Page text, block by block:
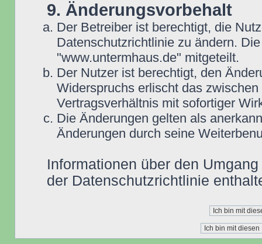
9. Änderungsvorbehalt
Der Betreiber ist berechtigt, die
Datenschutzrichtlinie zu ändern.
"www.untermhaus.de" mitgeteilt.
Der Nutzer ist berechtigt, den
Widerspruchs erlischt das
Vertragsverhältnis mit sofortiger
Die Änderungen gelten als
Änderungen durch seine
Informationen über den
der Datenschutzrichtlinie